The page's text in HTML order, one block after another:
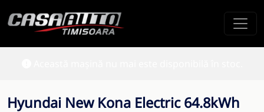
Hyundai New Kona Electric 64.8kWh